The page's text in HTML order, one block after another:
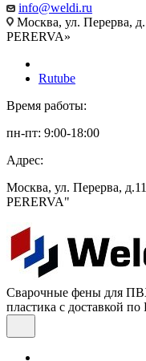
info@weldi.ru
Москва, ул. Перерва,
PERERVA»
Rutube
Время работы:
пн-пт: 9:00-18:00
Адрес:
Москва, ул. Перерва,
PERERVA"
Сварочные фены для
пластика с доставкой